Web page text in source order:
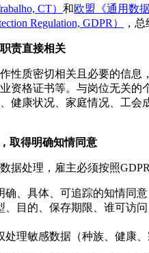
CT） 和欧盟《通用数
Regulation, GDPR）
，
责直接相关
性质密切相关且必要的信息
资格证书等。与岗位无关的
健康状况、家庭情况、工会
取得明确知情同意
据处理，雇主必须按照GDPR
确、具体、可追踪的知情同意
、目的、保存期限、谁可访
处理敏感数据（种族、健康、